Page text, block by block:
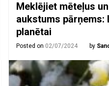
Meklējiet mēteļus
aukstums pārņems:
planētai
Posted on 02/07/2024 by